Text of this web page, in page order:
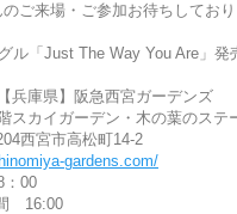
ご来場・ご参加お待ちしてお
ル「Just The Way You Are」発
兵庫県】阪急西宮ガーデンズ
カイガーデン・木の葉のステ
西宮市高松町14-2
gardens.com/
：00
16:00